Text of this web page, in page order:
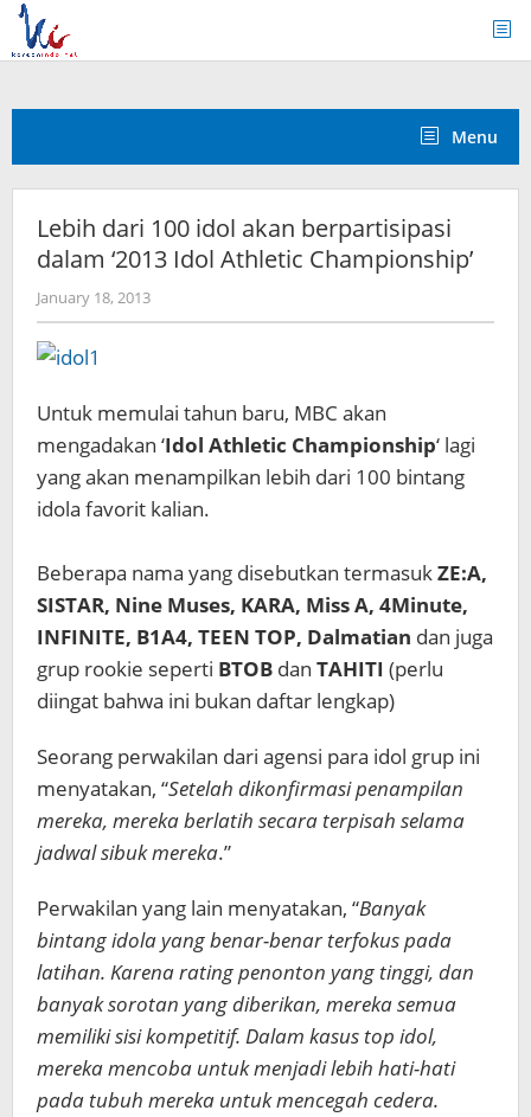
Skip
content
Menu
Lebih dari 100 idol akan berpartisipasi
dalam ‘2013 Idol Athletic Championship’
January 18, 2013by
Koreanindo
Untuk memulai tahun baru, MBC akan
mengadakan ‘Idol Athletic Championship‘ lagi
yang akan menampilkan lebih dari 100 bintang
idola favorit kalian.
Beberapa nama yang disebutkan termasukZE:A,
SISTAR, Nine Muses, KARA, Miss A, 4Minute,
INFINITE, B1A4, TEEN TOP, Dalmatian dan juga
grup rookie seperti BTOB dan TAHITI (perlu
diingat bahwa ini bukan daftar lengkap)
Seorang perwakilan dari agensi para idol grup ini
menyatakan, “Setelah dikonfirmasi penampilan
mereka, mereka berlatih secara terpisah selama
jadwal sibuk mereka.”
Perwakilan yang lain menyatakan, “Banyak
bintang idola yang benar-benar terfokus pada
latihan. Karena rating penonton yang tinggi, dan
banyak sorotan yang diberikan, mereka semua
memiliki sisi kompetitif. Dalam kasus top idol,
mereka mencoba untuk menjadi lebih hati-hati
pada tubuh mereka untuk mencegah cedera.